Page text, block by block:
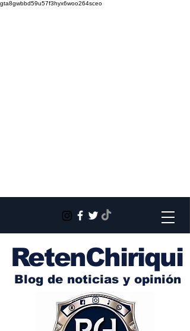
gta8gwbbd59u57f3hyx6woo264sceo
RetenChiriqui
Blog de noticias y opinión